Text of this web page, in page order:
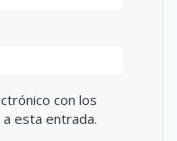
con los
esta entrada.